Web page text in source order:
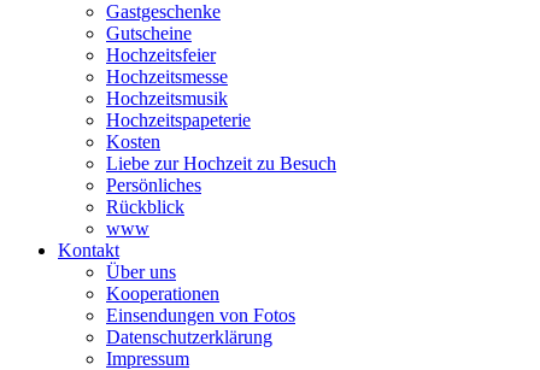
Gastgeschenke
Gutscheine
Hochzeitsfeier
Hochzeitsmesse
Hochzeitsmusik
Hochzeitspapeterie
Kosten
Liebe zur Hochzeit zu Besuch
Persönliches
Rückblick
www
Kontakt
Über uns
Kooperationen
Einsendungen von Fotos
Datenschutzerklärung
Impressum